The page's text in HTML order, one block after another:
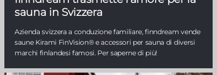
sauna in Svizzera
Azienda svizzera a conduzione familiare, finndream vende
saune Kirami FinVision® e accessori per sauna di diversi
marchi finlandesi famosi. Per saperne di più!